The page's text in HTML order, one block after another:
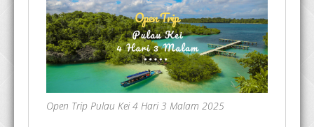
Open Trip Pulau Kei 4 Hari 3 Malam 2025